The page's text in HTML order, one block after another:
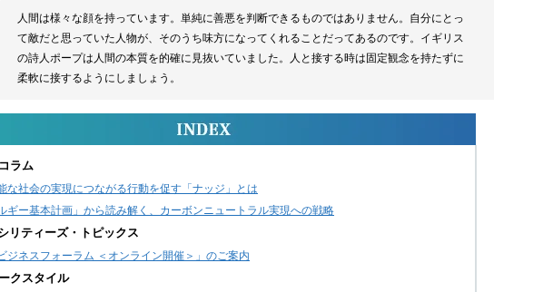
人間は様々な顔を持っています。単純に善悪を判断できるものではありません。自分にとっ
て敵だと思っていた人物が、そのうち味方になってくれることだってあるのです。イギリス
の詩人ポープは人間の本質を的確に見抜いていました。人と接する時は固定観念を持たずに
柔軟に接するようにしましょう。
ラム
な社会の実現につながる行動を促す「ナッジ」とは
ギー基本計画」から読み解く、カーボンニュートラル実現への戦略
リティーズ・トピックス
ジネスフォーラム ＜オンライン開催＞」のご案内
クスタイル